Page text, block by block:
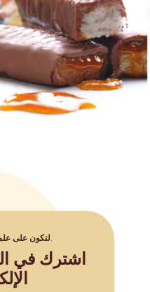
اشترك في